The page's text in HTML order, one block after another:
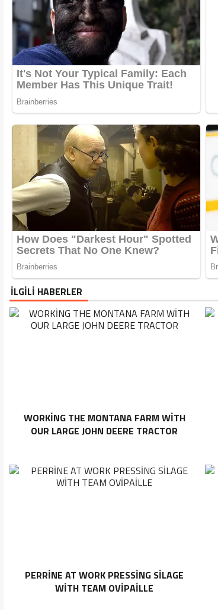
İLGİLİ HABERLER
WORKING THE MONTANA FARM WITH
OUR LARGE JOHN DEERE TRACTOR
PERRINE AT WORK PRESSING SILAGE
WITH TEAM OVIPAILLE